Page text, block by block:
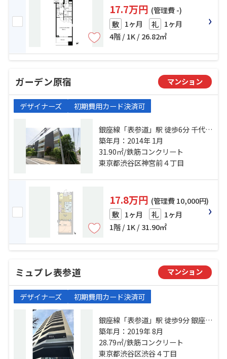
17.7万円 (管理費 -)
敷 1ヶ月 礼 1ヶ月
4階 / 1K / 26.82㎡
ガーデン原宿 マンション
デザイナーズ 初期費用カード決済可
銀座線「表参道」駅 徒歩6分 千代田
線「明治神宮前」駅 徒歩8分 山手線
「原宿」駅 徒歩11分
築年月：2014年 1月
31.90㎡/鉄筋コンクリート
東京都渋谷区神宮前４丁目
17.8万円 (管理費 10,000円)
敷 1ヶ月 礼 1ヶ月
1階 / 1K / 31.90㎡
ミュプレ表参道 マンション
デザイナーズ 初期費用カード決済可
銀座線「表参道」駅 徒歩9分 銀座線
「渋谷」駅 徒歩12分 日比谷線「広
尾」駅 徒歩19分
築年月：2019年 8月
28.79㎡/鉄筋コンクリート
東京都渋谷区渋谷４丁目